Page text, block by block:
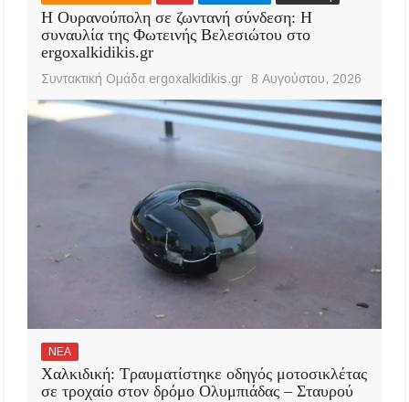
Η Ουρανούπολη σε ζωντανή σύνδεση: Η
συναυλία της Φωτεινής Βελεσιώτου στο
ergoxalkidikis.gr
Συντακτική Ομάδα ergoxalkidikis.gr 8 Αυγούστου, 2026
ΝΕΑ
Χαλκιδική: Τραυματίστηκε οδηγός μοτοσικλέτας
σε τροχαίο στον δρόμο Ολυμπιάδας – Σταυρού